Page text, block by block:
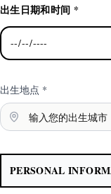
出生日期和时间 *
出生地点 *
PERSONAL